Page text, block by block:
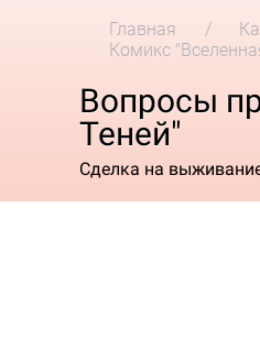
Главная
Комикс
Вопросы
Теней"
Сделка на